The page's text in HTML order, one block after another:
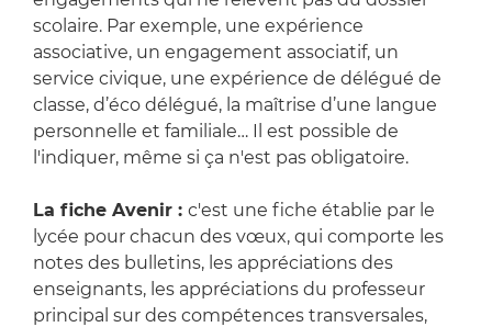
scolaire. Par exemple, une expérience
associative, un engagement associatif, un
service civique, une expérience de délégué de
classe, d’éco délégué, la maîtrise d’une langue
personnelle et familiale… Il est possible de
l'indiquer, même si ça n'est pas obligatoire.
La fiche Avenir : c'est une fiche établie par le
lycée pour chacun des vœux, qui comporte les
notes des bulletins, les appréciations des
enseignants, les appréciations du professeur
principal sur des compétences transversales,